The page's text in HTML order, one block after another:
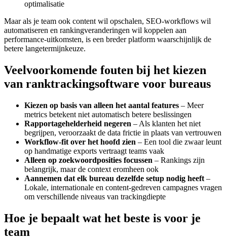
optimalisatie
Maar als je team ook content wil opschalen, SEO‑workflows wil
automatiseren en rankingveranderingen wil koppelen aan
performance‑uitkomsten, is een breder platform waarschijnlijk de
betere langetermijnkeuze.
Veelvoorkomende fouten bij het kiezen
van ranktrackingsoftware voor bureaus
Kiezen op basis van alleen het aantal features – Meer
metrics betekent niet automatisch betere beslissingen
Rapportagehelderheid negeren – Als klanten het niet
begrijpen, veroorzaakt de data frictie in plaats van vertrouwen
Workflow‑fit over het hoofd zien – Een tool die zwaar leunt
op handmatige exports vertraagt teams vaak
Alleen op zoekwoordposities focussen – Rankings zijn
belangrijk, maar de context eromheen ook
Aannemen dat elk bureau dezelfde setup nodig heeft –
Lokale, internationale en content‑gedreven campagnes vragen
om verschillende niveaus van trackingdiepte
Hoe je bepaalt wat het beste is voor je
team